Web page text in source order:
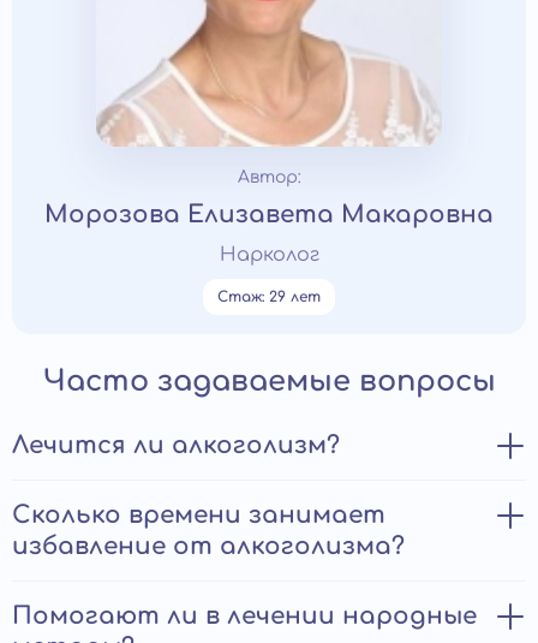
Автор:
Морозова Елизавета Макаровна
Нарколог
Стаж: 29 лет
Часто задаваемые вопросы
Лечится ли алкоголизм?
Да, алкоголизм поддается лечению. Существует
множество методов терапии, включая
медикаментозную терапию, психотерапию, групповые
социальные программы поддержки.
Сколько времени занимает
избавление от алкоголизма?
Не существует конкретного ответа на этот вопрос,
потому что каждый случай алкоголизма уникален и
Помогают ли в лечении народные